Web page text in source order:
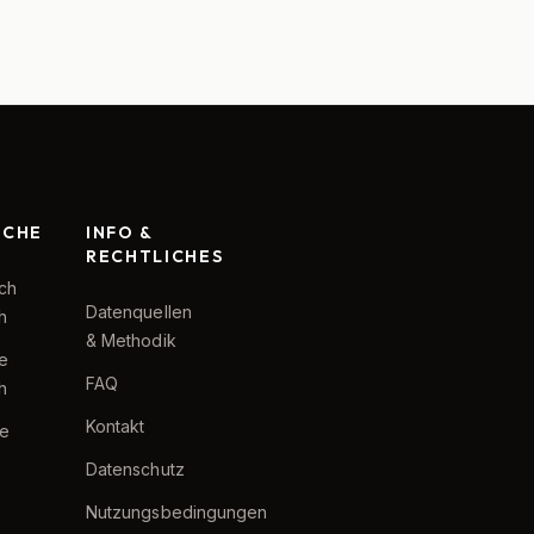
INFO &
RECHTLICHES
Datenquellen
& Methodik
FAQ
Kontakt
Datenschutz
Nutzungsbedingungen